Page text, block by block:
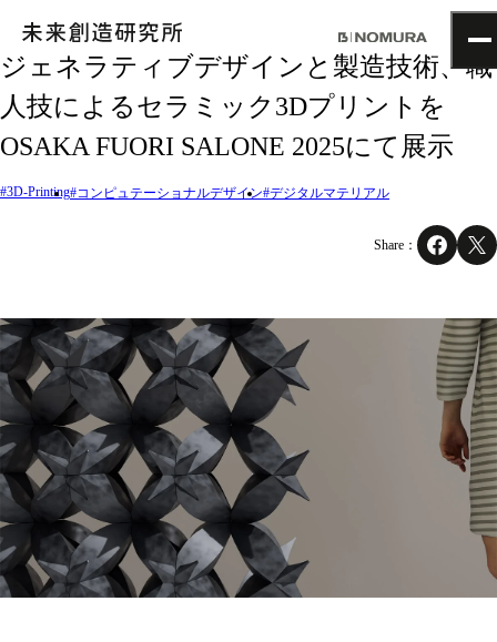
TOP
Topics
Project
NOMLAB
ジェネラティブデザインと製造技術、職
人技によるセラミック3Dプリントを
OSAKA FUORI SALONE 2025にて展示
#3D-Printing#コンピュテーショナルデザイン#デジタルマテリアル
Share：